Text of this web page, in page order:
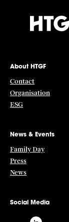
About HTGF
Contact
Organisation
ESG
News & Events
Family Day
Press
News
Social Media